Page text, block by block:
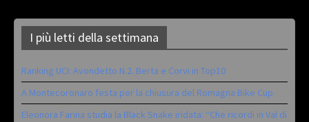
I più letti della settimana
Ranking UCI: Avondetto N.2. Berta e Corvi in Top10
A Montecoronaro festa per la chiusura del Romagna Bike Cup
Eleonora Farina studia la Black Snake iridata: “Che ricordi in Val di